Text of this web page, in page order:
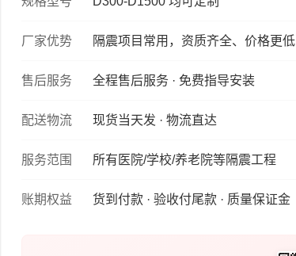
厂家优势 隔震项目常用，资质齐全、价格更低
售后服务 全程售后服务 · 免费指导安装
配送物流 现货当天发 · 物流直达
服务范围 所有医院/学校/养老院等隔震工程
账期权益 货到付款 · 验收付尾款 · 质量保证金